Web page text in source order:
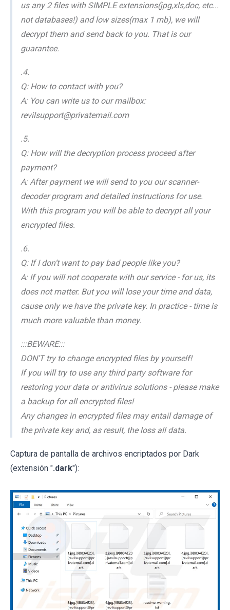
us any 2 files with SIMPLE extensions(jpg,xls,doc, etc...
not databases!) and low sizes(max 1 mb), we will
decrypt them and send back to you. That is our
guarantee.
.4.
Q: How to contact with you?
A: You can write us to our mailbox:
revilsupport@privatemail.com
.5.
Q: How will the decryption process proceed after
payment?
A: After payment we will send to you our scanner-
decoder program and detailed instructions for use.
With this program you will be able to decrypt all your
encrypted files.
.6.
Q: If I don’t want to pay bad people like you?
A: If you will not cooperate with our service - for us, its
does not matter. But you will lose your time and data,
cause only we have the private key. In practice - time is
much more valuable than money.
:::BEWARE:::
DON'T try to change encrypted files by yourself!
If you will try to use any third party software for
restoring your data or antivirus solutions - please make
a backup for all encrypted files!
Any changes in encrypted files may entail damage of
the private key and, as result, the loss all data.
Captura de pantalla de archivos encriptados por Dark
(extensión ".dark"):